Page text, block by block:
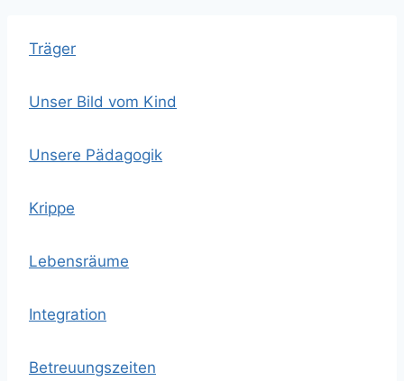
Träger
Unser Bild vom Kind
Unsere Pädagogik
Krippe
Lebensräume
Integration
Betreuungszeiten